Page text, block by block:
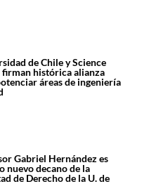
de Chile y Science
firman histórica alianza
áreas de ingeniería
Gabriel Hernández es
nuevo decano de la
de Derecho de la U. de